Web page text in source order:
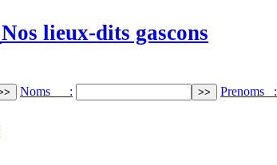
Nos lieux-dits gascons
Noms : Prenoms :